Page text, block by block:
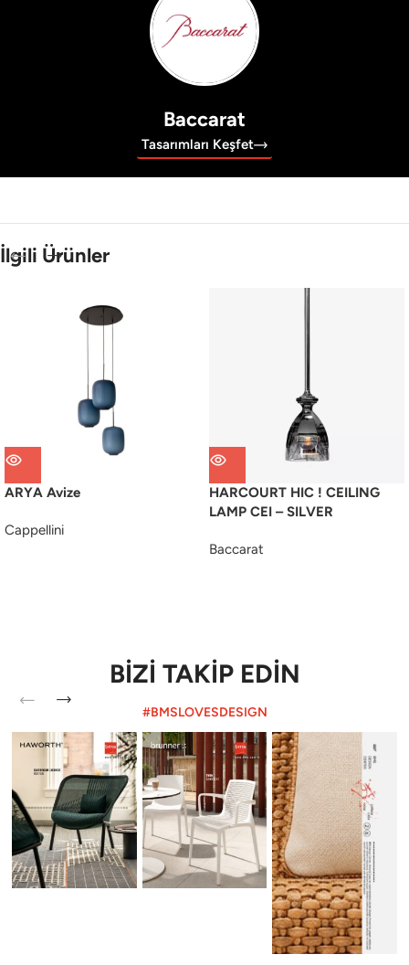
Baccarat
Tasarımları Keşfet
İlgili Ürünler
ARYA Avize
Cappellini
HARCOURT HIC ! CEILING
LAMP CEI – SILVER
Baccarat
BİZİ TAKİP EDİN
#BMSLOVESDESIGN